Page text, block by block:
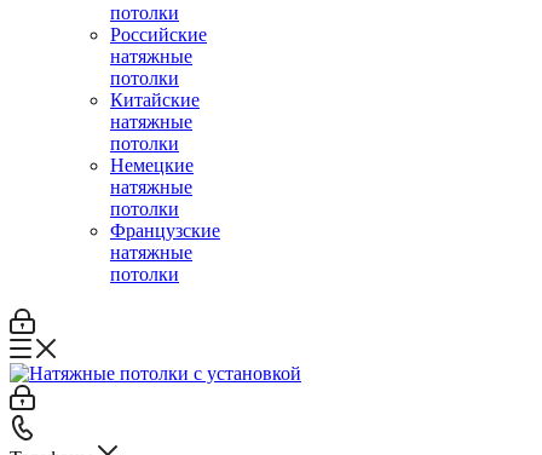
потолки
Российские
натяжные
потолки
Китайские
натяжные
потолки
Немецкие
натяжные
потолки
Французские
натяжные
потолки